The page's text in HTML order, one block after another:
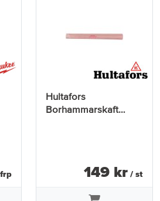
Hultafors
Borhammarskaft
149 kr / st